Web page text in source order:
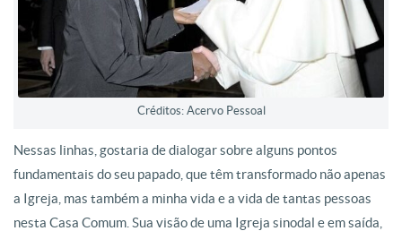
Créditos: Acervo Pessoal
Nessas linhas, gostaria de dialogar sobre alguns pontos
fundamentais do seu papado, que têm transformado não apenas
a Igreja, mas também a minha vida e a vida de tantas pessoas
nesta Casa Comum. Sua visão de uma Igreja sinodal e em saída,